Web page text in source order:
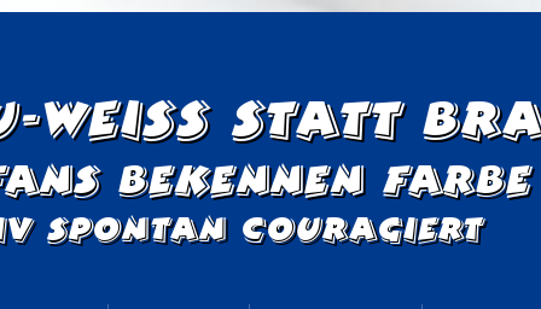
Weiss statt
bekennen Farbe
Spontan Couragiert